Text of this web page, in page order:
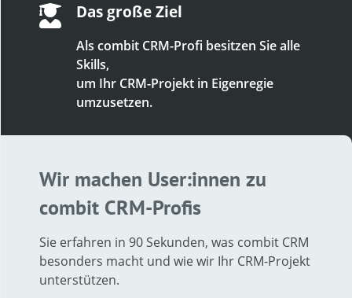
 Das große Ziel
Als combit CRM-Profi besitzen Sie alle
Skills,
um Ihr CRM-Projekt in Eigenregie
umzusetzen.
Wir machen User:innen zu
combit CRM-Profis
Sie erfahren in 90 Sekunden, was combit CRM
besonders macht und wie wir Ihr CRM-Projekt
unterstützen.